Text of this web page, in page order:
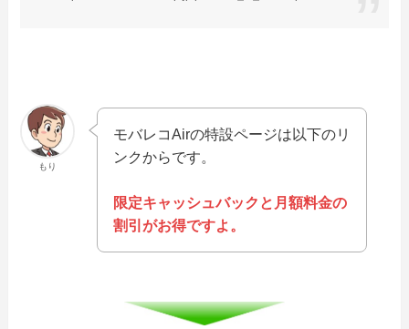
もり
モバレコAirの特設ページは以下のリ
ンクからです。
限定キャッシュバックと月額料金の
割引がお得ですよ。